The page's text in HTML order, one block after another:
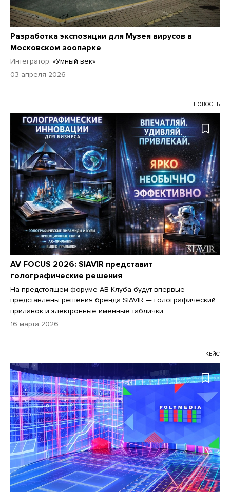
Разработка экспозиции для Музея вирусов в
Московском зоопарке
Интегратор: «Умный век»
03 апреля 2026
НОВОСТЬ
AV FOCUS 2026: SIAVIR представит
голографические решения
На предстоящем форуме АВ Клуба будут впервые
представлены решения бренда SIAVIR — голографический
прилавок и электронные именные таблички.
16 марта 2026
КЕЙС